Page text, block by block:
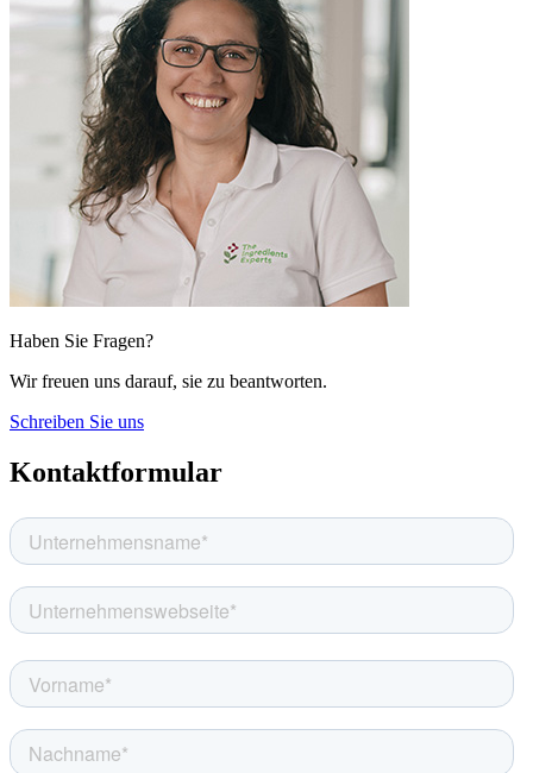
Haben Sie Fragen?
Wir freuen uns darauf, sie zu beantworten.
Schreiben Sie uns
Kontaktformular